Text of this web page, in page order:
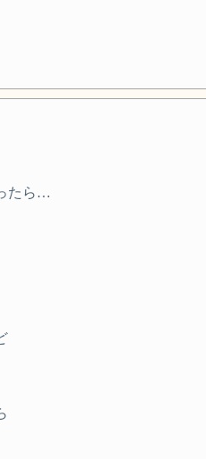
たら…